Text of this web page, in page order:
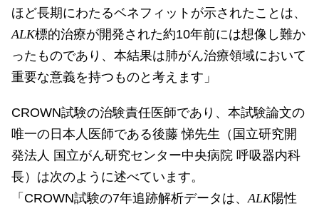
ほど長期にわたるベネフィットが示されたことは、
ALK標的治療が開発された約10年前には想像し難か
ったものであり、本結果は肺がん治療領域において
重要な意義を持つものと考えます」
CROWN試験の治験責任医師であり、本試験論文の
唯一の日本人医師である後藤 悌先生（国立研究開
発法人 国立がん研究センター中央病院 呼吸器内科
長）は次のように述べています。
「CROWN試験の7年追跡解析データは、 ALK陽性